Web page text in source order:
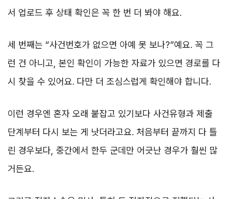
서 업로드 후 상태 확인은 꼭 한 번 더 봐야 해요.
세 번째는 “사건번호가 없으면 아예 못 보나?”예요. 꼭 그
런 건 아니고, 본인 확인이 가능한 자료가 있으면 경로를 다
시 찾을 수 있어요. 다만 더 조심스럽게 확인해야 합니다.
이런 경우엔 혼자 오래 붙잡고 있기보다 사건유형과 제출
단계부터 다시 보는 게 낫더라고요. 처음부터 끝까지 다 틀
린 경우보다, 중간에서 한두 군데만 어긋난 경우가 훨씬 많
거든요.